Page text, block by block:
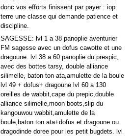
donc vos efforts finissent par payer : iop
terre une classe qui demande patience et
discipline.
SAGESSE: lvl 1 a 38 panoplie aventurier
FM sagesse avec un dofus cawotte et une
dragoune. lvl 38 a 60 panoplie du prespic,
avec des bottes tarsy, double alliance
silimelle, baton ton ata,amulette de la boule
lvl 49 + dofus+ dragoune lvl 60 a 130
oreilles de wabbit,cape du prepic,double
alliance silimelle,moon boots,slip du
kangouwou wabbit,amulette de la
boule,baton ton ata+dofus et dragoune ou
dragodinde doree pour les petit bugdets. lvl